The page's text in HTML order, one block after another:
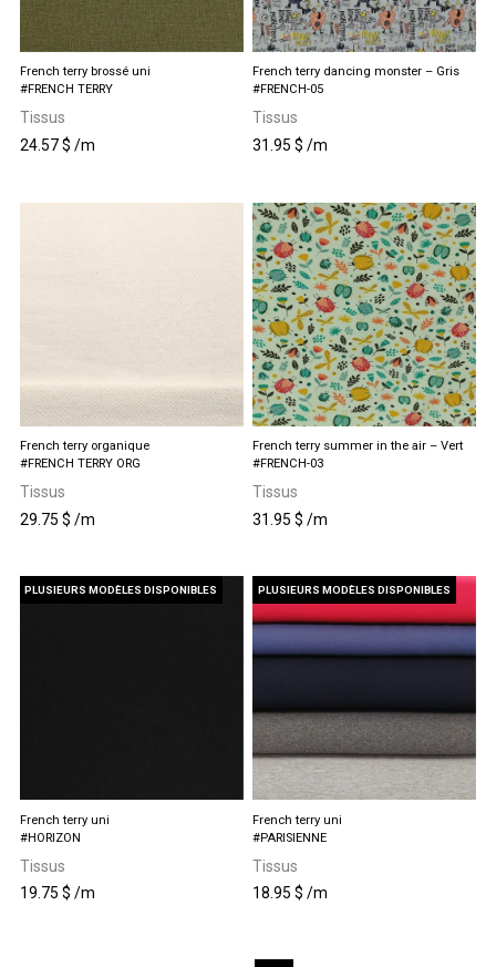
French terry brossé uni
24.57$ /m
#FRENCH TERRY
Tissus
Ce
plusieurs
page
produit
French terry dancing monster – Gris
31.95$ /m
#FRENCH-05
Tissus
French terry organique
29.75 $ /m
#FRENCH TERRY ORG
Tissus
French terry summer in the air – Vert
31.95$ /m
#FRENCH-03
Tissus
PLUSIEURS MODÈLES DISPONIBLES
French terry uni
19.75 $ /m
#HORIZON
Tissus
Ce
PLUSIEURS MODÈLES DISPONIBLES
French terry uni
18.95$ /m
#PARISIENNE
Tissus
Ce
plusieurs